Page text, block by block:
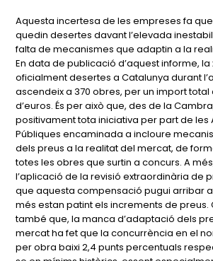
Aquesta incertesa de les empreses fa
quedin desertes davant l’elevada
falta de mecanismes que adaptin a la
En data de publicació d’aquest informe, la
oficialment desertes a Catalunya durant
ascendeix a 370 obres, per un import total
d’euros. És per això que, des de la
positivament tota iniciativa per part de les
Públiques encaminada a incloure
dels preus a la realitat del mercat, de
totes les obres que surtin a concurs. A
l’aplicació de la revisió extraordinària de
que aquesta compensació pugui arribar
més estan patint els increments de preus.
també que, la manca d’adaptació dels
mercat ha fet que la concurrència en el
per obra baixi 2,4 punts percentuals